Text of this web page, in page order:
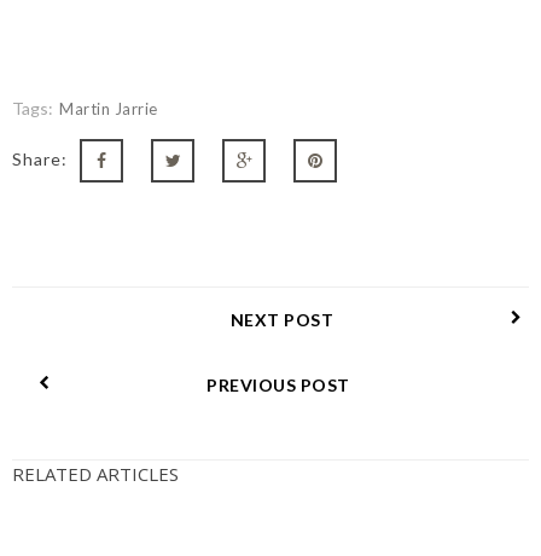
Tags: Martin Jarrie
Share:
NEXT POST
PREVIOUS POST
RELATED ARTICLES